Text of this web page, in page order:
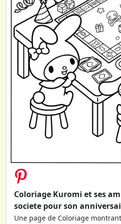
Coloriage Kuromi et ses
societe pour son
Une page de Coloriage